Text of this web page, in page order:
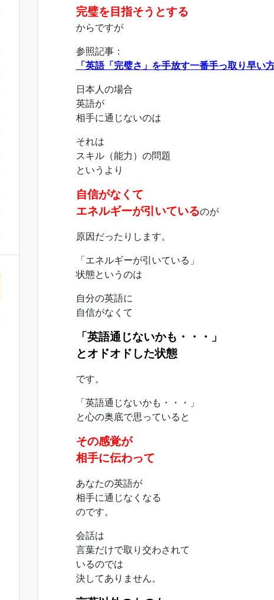
完璧を目指そうとする
からですが
参照記事：
「英語「完璧さ」を手放す一番手っ取り早い
日本人の場合
英語が
相手に通じないのは
それは
スキル（能力）の問題
というより
自信がなくて
エネルギーが引いているのが
原因だったりします。
「エネルギーが引いている」
状態というのは
自分の英語に
自信がなくて
「英語通じないかも・・・」
とオドオドした状態
です。
「英語通じないかも・・・」
と心の奥底で思っていると
その感覚が
相手に伝わって
あなたの英語が
相手に通じなくなる
のです。
会話は
言葉だけで取り交わされて
いるのでは
決してありません。